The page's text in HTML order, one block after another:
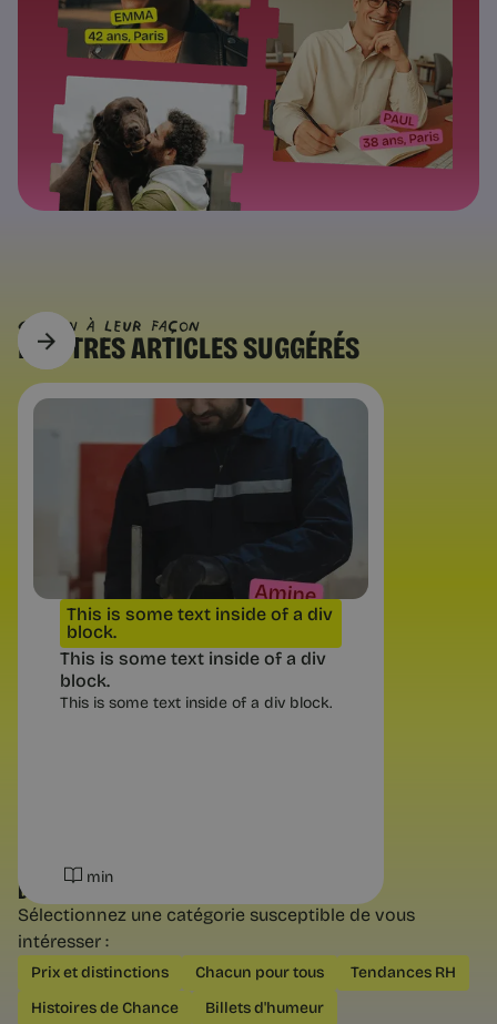
Questions pratiques
Reconversion : les 3 types de
changement possibles
Changer de métier, d'environnement
ou d'équilibre : trois mouvements très
différents. Comment savoir lequel est
vraiment le vôtre avant de vous
lancer.
4 min
Questions pratiques
Bilan de Compétences en Ligne :
Guide Complet (2025) 🚀
CHACUN À Leur FAÇON
D’AUTRESARTICLES SUGGÉRÉS
This is some text inside of a div
block.
This is some text inside of a div
block.
This is some text inside of a div block.
min
DÉCOUVREZ NOS AUTRES CATÉGORIES
Sélectionnez une catégorie susceptible de vous
intéresser :
Prix et distinctions Chacun pour tous
Tendances RH
Histoires de Chance
Billets d'humeur